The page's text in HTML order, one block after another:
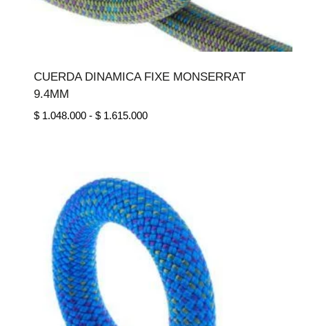
CUERDA DINAMICA FIXE MONSERRAT
9.4MM
$1.048.000 - $1.615.000Rango
hasta
$ 1.615.000